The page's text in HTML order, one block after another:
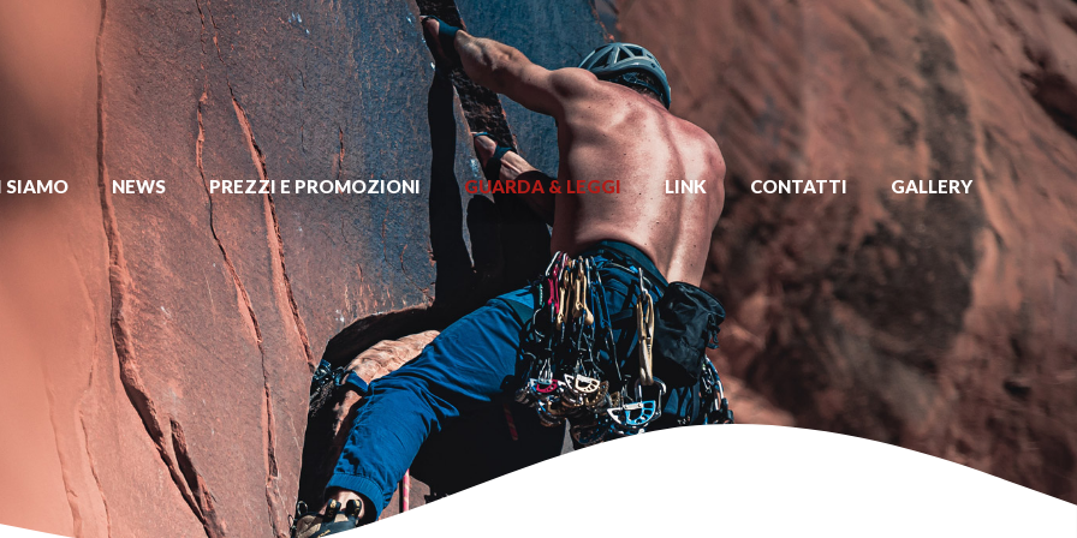
SIAMO NEWS PREZZI E PROMOZIONI GUARDA & LEGGI LINK CONTATTI GALLERY